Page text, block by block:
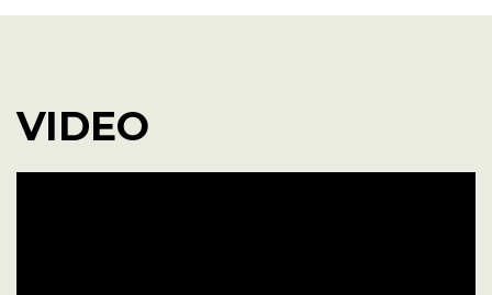
VIDEO